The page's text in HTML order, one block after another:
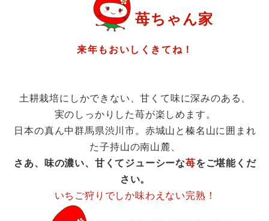
苺ちゃん家
来年もおいしくきてね！
土耕栽培にしかできない、甘くて味に深みのある、
実のしっかりした苺が楽しめます。
日本の真ん中群馬県渋川市。赤城山と榛名山に囲まれ
た子持山の南山麓、
さあ、味の濃い、甘くてジューシーな苺をご堪能くだ
さい。
いちご狩りでしか味わえない完熟！